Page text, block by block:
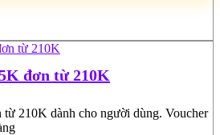
đơn từ 210K
210K dành cho người dùng. Voucher